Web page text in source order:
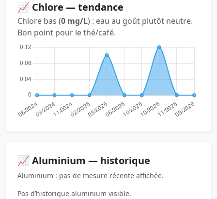
📈 Chlore — tendance
Chlore bas (0 mg/L) : eau au goût plutôt neutre.
Bon point pour le thé/café.
📈 Aluminium — historique
Aluminium : pas de mesure récente affichée.
Pas d’historique aluminium visible.